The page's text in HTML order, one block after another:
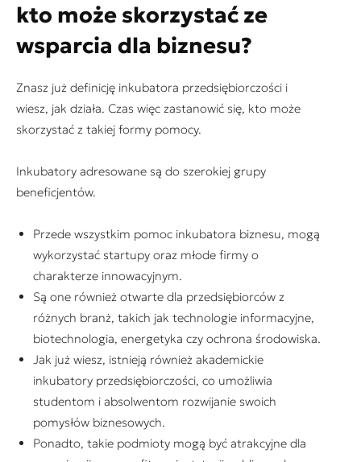
kto może skorzystać ze
wsparcia dla biznesu?
Znasz już definicję inkubatora przedsiębiorczości i
wiesz, jak działa. Czas więc zastanowić się, kto może
skorzystać z takiej formy pomocy.
Inkubatory adresowane są do szerokiej grupy
beneficjentów.
Przede wszystkim pomoc inkubatora biznesu, mogą
wykorzystać startupy oraz młode firmy o
charakterze innowacyjnym.
Są one również otwarte dla przedsiębiorców z
różnych branż, takich jak technologie informacyjne,
biotechnologia, energetyka czy ochrona środowiska.
Jak już wiesz, istnieją również akademickie
inkubatory przedsiębiorczości, co umożliwia
studentom i absolwentom rozwijanie swoich
pomysłów biznesowych.
Ponadto, takie podmioty mogą być atrakcyjne dla